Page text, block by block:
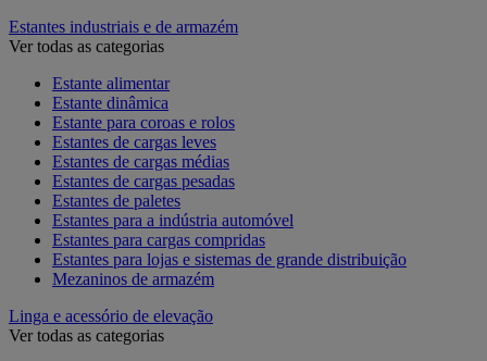
Estantes industriais e de armazém
Ver todas as categorias
Estante alimentar
Estante dinâmica
Estante para coroas e rolos
Estantes de cargas leves
Estantes de cargas médias
Estantes de cargas pesadas
Estantes de paletes
Estantes para a indústria automóvel
Estantes para cargas compridas
Estantes para lojas e sistemas de grande distribuição
Mezaninos de armazém
Linga e acessório de elevação
Ver todas as categorias